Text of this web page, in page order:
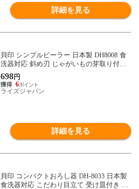
詳細を見る
貝印 シンプルピーラー 日本製 DH8008 食
洗器対応 斜め刃 じゃがいもの芽取り付き
ついで買い特集 ( 皮むき シンプル 料理 キ
ッチン 調理道具 新生活 ) 当店イチオシ /60
N◇ シンプルピーラーDH8008
698円
6
ライズジャパン
詳細を見る
貝印 コンパクトおろし器 DH-8033 日本製
食洗器対応 こだわり目立て 受け皿付き つ